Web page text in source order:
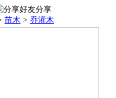
分享
苗木 > 乔灌木